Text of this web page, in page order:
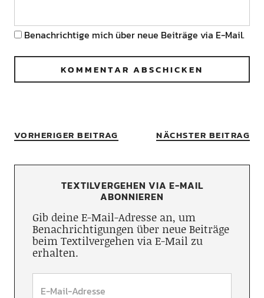
Benachrichtige mich über neue Beiträge via E-Mail.
VORHERIGER BEITRAG NÄCHSTER BEITRAG
TEXTILVERGEHEN VIA E-MAIL
ABONNIEREN
Gib deine E-Mail-Adresse an, um
Benachrichtigungen über neue Beiträge
beim Textilvergehen via E-Mail zu
erhalten.